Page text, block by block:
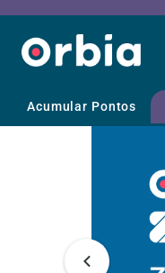
Acumular Pontos